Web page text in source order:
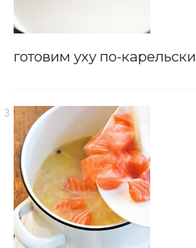
готовим уху по-карельски